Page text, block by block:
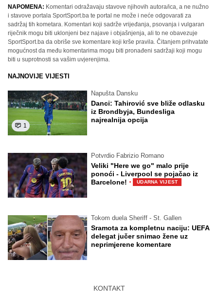
NAPOMENA: Komentari odražavaju stavove njihovih autora/ica, a ne nužno
i stavove portala SportSport.ba te portal ne može i neće odgovarati za
sadržaj tih kometara. Komentari koji sadrže vrijeđanja, psovanja i vulgaran
riječnik mogu biti uklonjeni bez najave i objašnjenja, ali to ne obavezuje
SportSport.ba da obriše sve komentare koji krše pravila. Čitanjem prihvatate
mogućnost da među komentarima mogu biti pronađeni sadržaji koji mogu
biti u suprotnosti sa vašim uvjerenjima.
NAJNOVIJE VIJESTI
1
Napušta Dansku
Danci: Tahirović sve bliže odlasku
iz Brondbyja, Bundesliga
najrealnija opcija
Potvrdio Fabrizio Romano
Veliki "Here we go" malo prije
ponoći - Liverpool se pojačao iz
Barcelone! · UDARNA VIJEST
Tokom duela Sheriff - St. Gallen
Sramota za kompletnu naciju: UEFA
delegat jučer snimao žene uz
neprimjerene komentare
KONTAKT